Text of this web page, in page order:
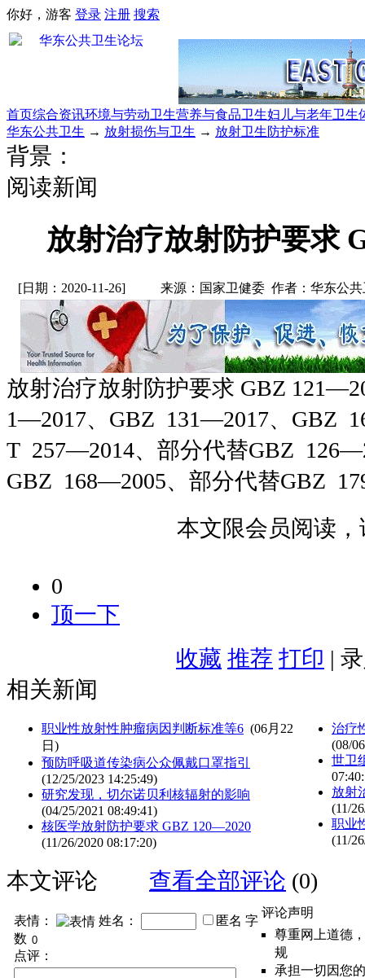
你好，游客 登录 注册 搜索
首页综合资讯环境与劳动卫生营养与食品卫生妇儿与老年卫生
华东公共卫生 → 放射损伤与卫生 → 放射卫生防护标准
背景：
阅读新闻
放射治疗放射防护要求
[日期：2020-11-26] 来源：国家卫健委 作者：华东公
放射治疗放射防护要求 GBZ
1—2017、GBZ 131—2017、GBZ
T 257—2014、部分代替GBZ
GBZ 168—2005、部分代替GBZ
本文限会员阅读，
0
顶一下
收藏 推荐 打印 |
相关新闻
职业性放射性肿瘤病因判断标准等6 (06月22
日)
预防呼吸道传染病公众佩戴口罩指引
(12/25/2023 14:25:49)
研究发现，切尔诺贝利核辐射的影响
(04/25/2021 08:49:41)
核医学放射防护要求 GBZ 120—2020
(11/26/2020 08:17:20)
治疗
(08/
世卫
放射
(11/
职业
(11/
本文评论 查看全部评论 (0)
表情： 姓名： 匿名 字
数
点评：
评论声明
尊重网上道德
规
承担一切因您